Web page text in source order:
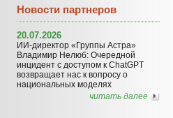
Новости партнеров
20.07.2026
ИИ-директор «Группы Астра»
Владимир Нелюб: Очередной
инцидент с доступом к ChatGPT
возвращает нас к вопросу о
национальных моделях
читать далее